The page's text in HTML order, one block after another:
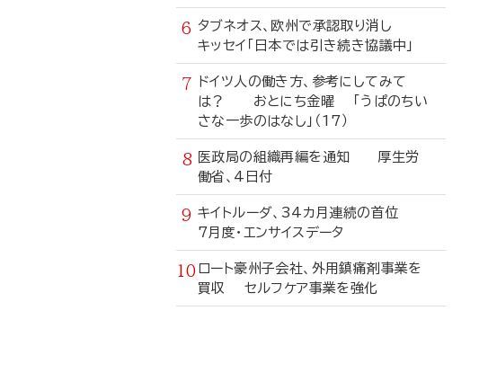
タブネオス、欧州で承認取り消し
キッセイ「日本では引き続き協議中」
ドイツ人の働き方、参考にしてみて
は？ おとにち金曜 「うぱのちい
さな一歩のはなし」（17）
医政局の組織再編を通知 厚生労
働省、4日付
キイトルーダ、34カ月連続の首位
7月度・エンサイスデータ
ロート豪州子会社、外用鎮痛剤事業を
買収 セルフケア事業を強化